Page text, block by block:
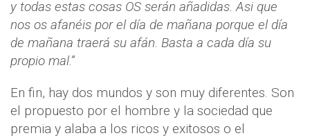
y todas estas cosas OS serán añadidas. Asi que
nos os afanéis por el día de mañana porque el día
de mañana traerá su afán. Basta a cada día su
propio mal.”
En fin, hay dos mundos y son muy diferentes. Son
el propuesto por el hombre y la sociedad que
premia y alaba a los ricos y exitosos o el